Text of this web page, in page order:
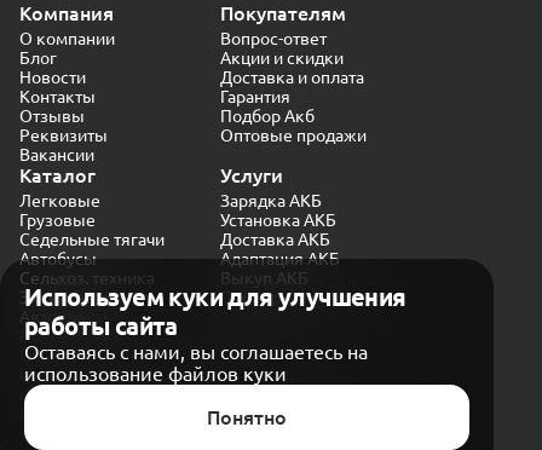
Используем куки для улучшения
работы сайта
Оставаясь с нами, вы соглашаетесь на
использование файлов куки
Понятно
Компания
О компании
Блог
Новости
Контакты
Отзывы
Реквизиты
Вакансии
Покупателям
Вопрос-ответ
Акции и скидки
Доставка и оплата
Гарантия
Подбор Акб
Оптовые продажи
Каталог
Легковые
Грузовые
Седельные тягачи
Автобусы
Сельхоз. техника
Экскаваторы
Автокраны
Услуги
Зарядка АКБ
Установка АКБ
Доставка АКБ
Адаптация АКБ
Выкуп АКБ
Проверка генератора
Политика конфиденциальности
Обработка персональных данных
Согласие на обработку в «Яндекс.Метрика»
Карта сайта
© CARAKB 2026. Все права защищены